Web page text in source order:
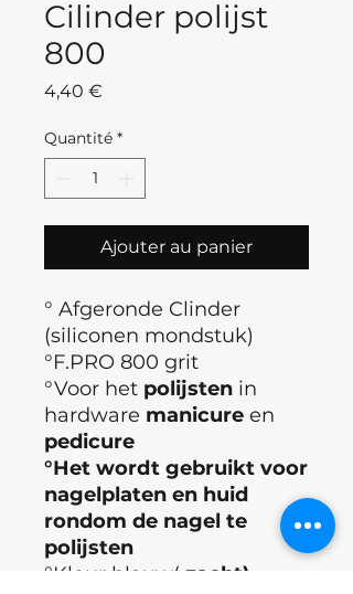
Cilinder polijst
800
4,40 €
Quantité *
Ajouter au panier
° Afgeronde Clinder
(siliconen mondstuk)
°F.PRO 800 grit
°Voor het polijsten in
hardware manicure en
pedicure
°Het wordt gebruikt voor
nagelplaten en huid
rondom de nagel te
polijsten
°Kleur blauw( zacht)